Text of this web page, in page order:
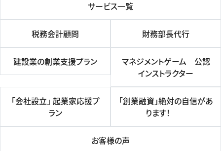
サービス一覧
税務会計顧問 財務部長代行
建設業の創業支援プラン
マネジメントゲーム 公認
インストラクター
「会社設立」 起業家応援プ
ラン
「創業融資」絶対の自信があ
ります！
お客様の声